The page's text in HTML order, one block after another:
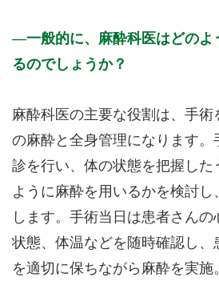
一般的に、麻酔科医はどの
るのでしょうか？
麻酔科医の主要な役割は、手
の麻酔と全身管理になります。
診を行い、体の状態を把握し
ように麻酔を用いるかを検討し
します。手術当日は患者さん
状態、体温などを随時確認し、
を適切に保ちながら麻酔を実施